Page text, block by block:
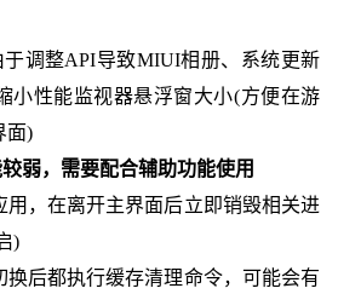
调整API导致MIUI相册、系统更新
小性能监视器悬浮窗大小(方便在游
面)
弱，需要配合辅助功能使用
用，在离开主界面后立即销毁相关进
)
后都执行缓存清理命令，可能会有